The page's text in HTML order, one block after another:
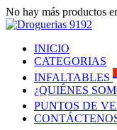
No hay más productos
INICIO
CATEGORIAS
INFALTABLES
¿QUIÉNES
PUNTOS DE